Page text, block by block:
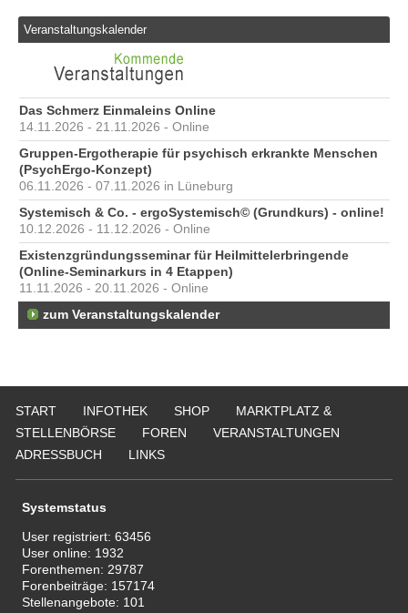
Veranstaltungskalender
Das Schmerz Einmaleins Online
14.11.2026 - 21.11.2026 - Online
Gruppen-Ergotherapie für psychisch erkrankte Menschen
(PsychErgo-Konzept)
06.11.2026 - 07.11.2026 in Lüneburg
Systemisch & Co. - ergoSystemisch© (Grundkurs) - online!
10.12.2026 - 11.12.2026 - Online
Existenzgründungsseminar für Heilmittelerbringende
(Online-Seminarkurs in 4 Etappen)
11.11.2026 - 20.11.2026 - Online
zum Veranstaltungskalender
START INFOTHEK SHOP
MARKTPLATZ &
STELLENBÖRSE
FOREN
VERANSTALTUNGEN
ADRESSBUCH
LINKS
Systemstatus
User registriert:63456
User online: 1932
Forenthemen: 29787
Forenbeiträge: 157174
Stellenangebote: 101